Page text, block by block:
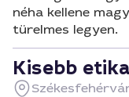
néha kellene
türelmes legyen.
Kisebb